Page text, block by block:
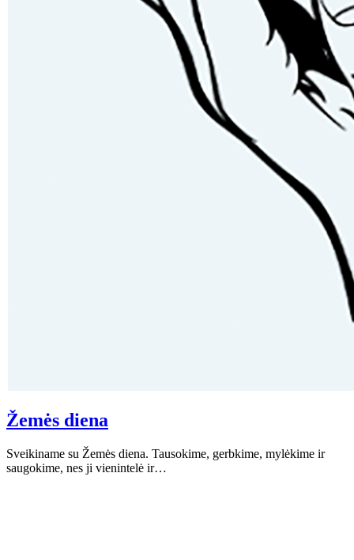
Žemės diena
Sveikiname su Žemės diena. Tausokime, gerbkime, mylėkime ir
saugokime, nes ji vienintelė ir…